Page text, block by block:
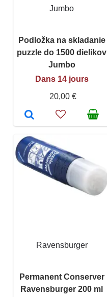
Jumbo
Podložka na skladanie
puzzle do 1500 dielikov
Jumbo
Dans 14 jours
20,00 €
Ravensburger
Permanent Conserver
Ravensburger 200 ml